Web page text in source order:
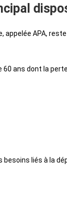
appelée APA,
ans dont la
besoins liés à la